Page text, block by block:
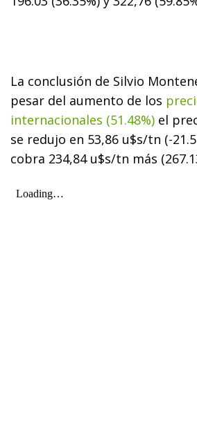
La conclusión de Silvio
pesar del aumento de los
internacionales (51.48%) el
se redujo en 53,86 u$s/tn (-
cobra 234,84 u$s/tn más